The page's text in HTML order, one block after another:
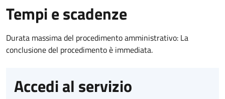
Tempi e scadenze
Durata massima del procedimento amministrativo: La
conclusione del procedimento è immediata.
Accedi al servizio